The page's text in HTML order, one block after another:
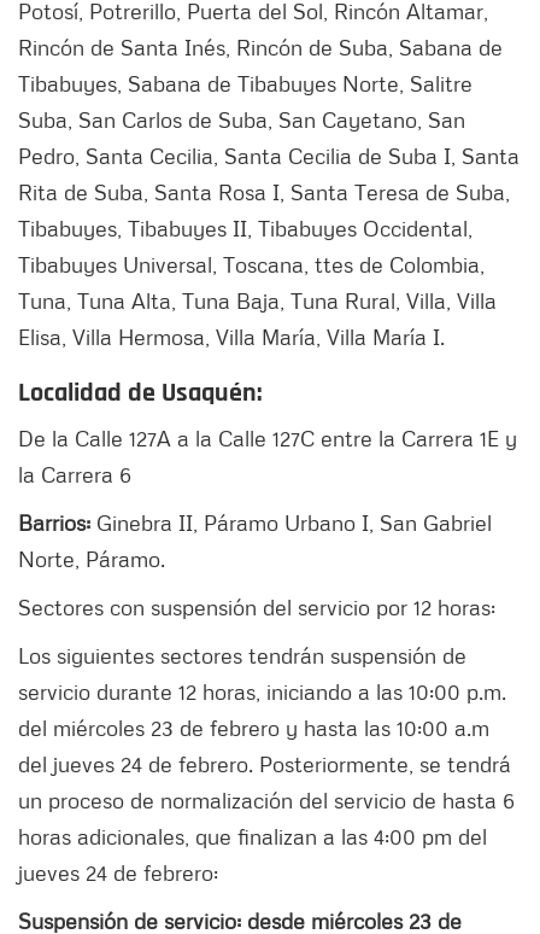
Potosí, Potrerillo, Puerta del Sol, Rincón Altamar,
Rincón de Santa Inés, Rincón de Suba, Sabana de
Tibabuyes, Sabana de Tibabuyes Norte, Salitre
Suba, San Carlos de Suba, San Cayetano, San
Pedro, Santa Cecilia, Santa Cecilia de Suba I, Santa
Rita de Suba, Santa Rosa I, Santa Teresa de Suba,
Tibabuyes, Tibabuyes II, Tibabuyes Occidental,
Tibabuyes Universal, Toscana, ttes de Colombia,
Tuna, Tuna Alta, Tuna Baja, Tuna Rural, Villa, Villa
Elisa, Villa Hermosa, Villa María, Villa María I.
Localidad de Usaquén:
De la Calle 127A a la Calle 127C entre la Carrera 1E y
la Carrera 6
Barrios: Ginebra II, Páramo Urbano I, San Gabriel
Norte, Páramo.
Sectores con suspensión del servicio por 12 horas:
Los siguientes sectores tendrán suspensión de
servicio durante 12 horas, iniciando a las 10:00 p.m.
del miércoles 23 de febrero y hasta las 10:00 a.m
del jueves 24 de febrero. Posteriormente, se tendrá
un proceso de normalización del servicio de hasta 6
horas adicionales, que finalizan a las 4:00 pm del
jueves 24 de febrero:
Suspensión de servicio: desde miércoles 23 de